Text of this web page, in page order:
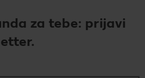
za tebe: prijavi